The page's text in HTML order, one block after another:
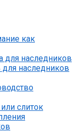
как
для наследников
наследников
слиток